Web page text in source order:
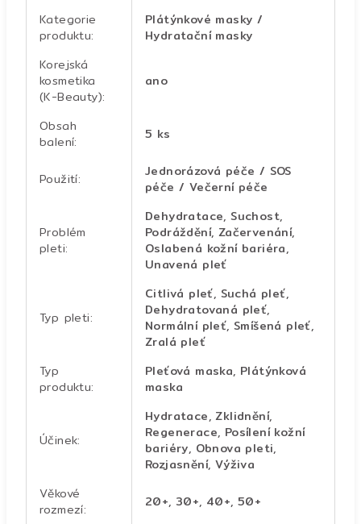
Kategorie
produktu:
Plátýnkové masky /
Hydratační masky
Korejská
kosmetika
(K-Beauty):
ano
Obsah
balení: 5 ks
Použití:
Jednorázová péče / SOS
péče / Večerní péče
Problém
pleti:
Dehydratace, Suchost,
Podráždění, Začervenání,
Oslabená kožní bariéra,
Unavená pleť
Typ pleti:
Citlivá pleť, Suchá pleť,
Dehydratovaná pleť,
Normální pleť, Smíšená pleť,
Zralá pleť
Typ
produktu:
Pleťová maska, Plátýnková
maska
Účinek:
Hydratace, Zklidnění,
Regenerace, Posílení kožní
bariéry, Obnova pleti,
Rozjasnění, Výživa
Věkové
rozmezí: 20+, 30+, 40+, 50+